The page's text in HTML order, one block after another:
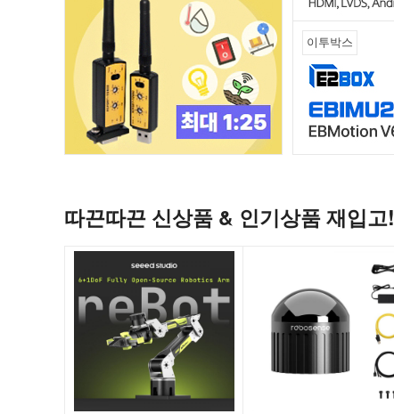
이투박스
따끈따끈 신상품 & 인기상품 재입고!